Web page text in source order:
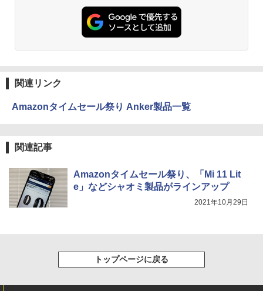
関連リンク
Amazonタイムセール祭り Anker製品一覧
関連記事
Amazonタイムセール祭り、「Mi 11 Lit
e」などシャオミ製品がラインアップ
2021年10月29日
トップページに戻る